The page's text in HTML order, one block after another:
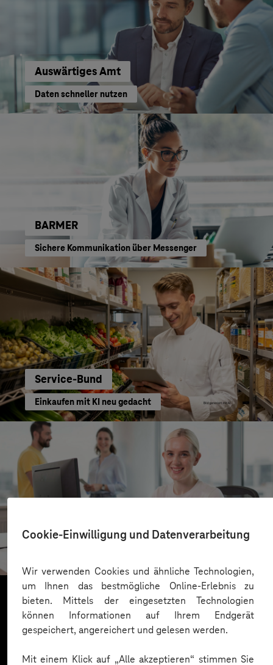
Cookie-Einwilligung und Datenverarbeitung
Wir verwenden Cookies und ähnliche Technologien,
um Ihnen das bestmögliche Online-Erlebnis zu
bieten. Mittels der eingesetzten Technologien
können Informationen auf Ihrem Endgerät
gespeichert, angereichert und gelesen werden.
Mit einem Klick auf „Alle akzeptieren“ stimmen Sie
Auswärtiges Amt
Daten schneller nutzen
BARMER
Sichere Kommunikation über Messenger
Service-Bund
Einkaufen mit KI neu gedacht
Kreis Bergstraße
Mehr laden